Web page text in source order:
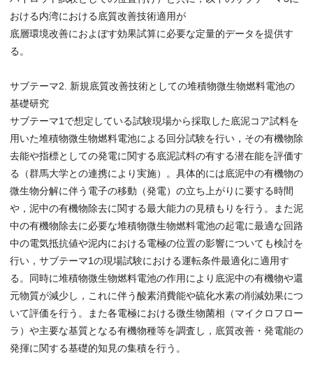
おける内湾における底質改善技術適用が
底層環境改善におよぼす効果試算に必要な定量的データを提供す
る。
サブテーマ2. 新規底質改善技術としての堆積物微生物燃料電池の
基礎研究
サブテーマ1で想定している試験現場から採取した底泥コア試料を
用いた堆積物微生物燃料電池による回分試験を行い，その有機物除
去能や指標としての発電に関する底泥試料の有する潜在能を評価す
る（群馬大学との連携により実施）。具体的には底泥中の有機物の
微生物分解に伴う電子の移動（発電）の立ち上がりに要する時間
や，泥中の有機物除去に関する最大能力の見積もりを行う。また泥
中の有機物除去に必要な堆積物微生物燃料電池の起電に最適な回路
中の電気抵抗値や泥内における電極の位置の影響についても検討を
行い，サブテーマ1の現場試験における運転条件最適化に適用す
る。同時に堆積物微生物燃料電池の作用により底泥中の有機物や還
元物質が減少し，これに伴う酸素消費能や硫化水素の削減効果につ
いて評価を行う。また各電極における微生物菌相（マイクロフロー
ラ）や主要な基質となる有機物種等を調査し，底質改善・発電能の
発揮に関する基礎的知見の集積を行う。